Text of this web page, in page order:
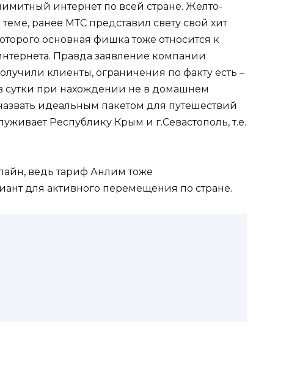
интернет по всей стране. Желто-
ранее МТС представил свету свой хит
основная фишка тоже относится к
Правда заявление компании
клиенты, ограничения по факту есть –
сутки при нахождении не в домашнем
идеальным пакетом для путешествий
Республику Крым и г.Севастополь, т.е.
ведь тариф Анлим тоже
для активного перемещения по стране.